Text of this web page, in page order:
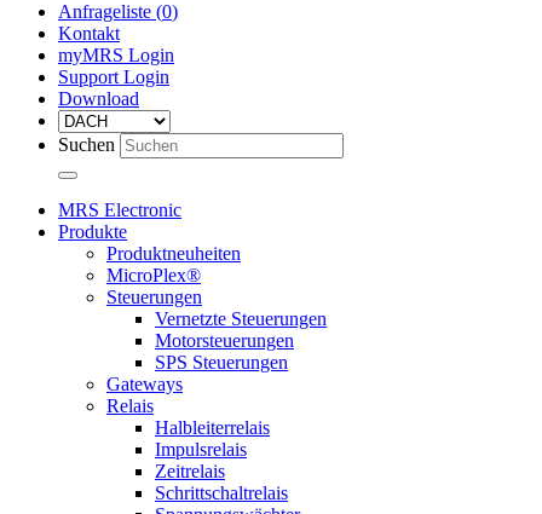
Anfrageliste (0)
Kontakt
myMRS Login
Support Login
Download
Suchen
MRS Electronic
Produkte
Produktneuheiten
MicroPlex®
Steuerungen
Vernetzte Steuerungen
Motorsteuerungen
SPS Steuerungen
Gateways
Relais
Halbleiterrelais
Impulsrelais
Zeitrelais
Schrittschaltrelais